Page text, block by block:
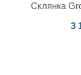
Склянка
3